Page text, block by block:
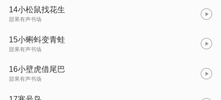
14小松鼠找花生
甜果有声书场
15小蝌蚪变青蛙
甜果有声书场
16小壁虎借尾巴
甜果有声书场